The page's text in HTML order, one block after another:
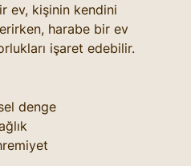
ev, kişinin kendini
harabe bir ev
işaret edebilir.
denge